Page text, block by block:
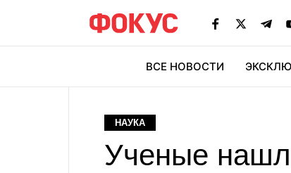
ВСЕ НОВОСТИ
НАУКА
Ученые